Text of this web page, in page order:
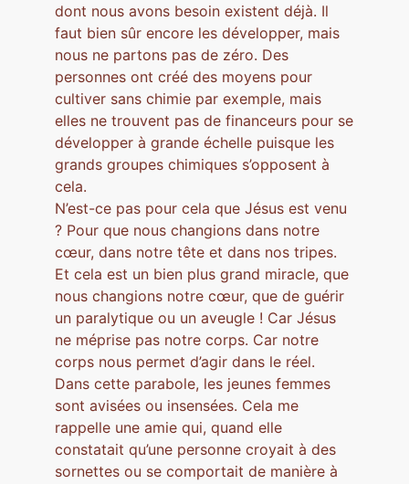
dont nous avons besoin existent déjà. Il
faut bien sûr encore les développer, mais
nous ne partons pas de zéro. Des
personnes ont créé des moyens pour
cultiver sans chimie par exemple, mais
elles ne trouvent pas de financeurs pour se
développer à grande échelle puisque les
grands groupes chimiques s’opposent à
cela.
N’est-ce pas pour cela que Jésus est venu
? Pour que nous changions dans notre
cœur, dans notre tête et dans nos tripes.
Et cela est un bien plus grand miracle, que
nous changions notre cœur, que de guérir
un paralytique ou un aveugle ! Car Jésus
ne méprise pas notre corps. Car notre
corps nous permet d’agir dans le réel.
Dans cette parabole, les jeunes femmes
sont avisées ou insensées. Cela me
rappelle une amie qui, quand elle
constatait qu’une personne croyait à des
sornettes ou se comportait de manière à